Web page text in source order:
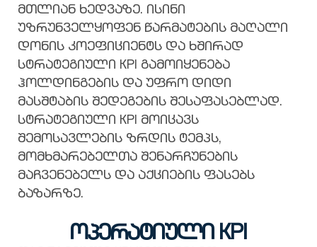
მთლიან ხედვაზე. ისინი
უზრუნველყოფენ წარმატების მაღალი
დონის კოეფიციენტს და ხშირად
სტრატეგიული KPI გამოიყენება
ჰოლდინგების და უფრო დიდი
მასშტაბის შედეგების შესაფასებლად.
სტრატეგიული KPI მოიცავს
შემოსავლების ზრდის ტემპს,
მომხმარებელთა შენარჩუნების
მაჩვენებელს და აქციების ფასებს
ბაზარზე.
ოპერატიული KPI